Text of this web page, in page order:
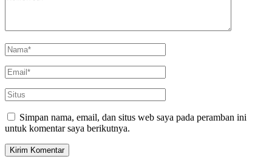
Simpan nama, email, dan situs web saya pada peramban ini
untuk komentar saya berikutnya.